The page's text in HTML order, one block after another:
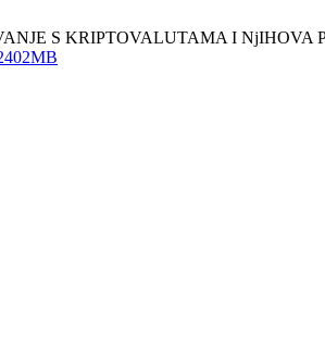
S KRIPTOVALUTAMA I NjIHOVA